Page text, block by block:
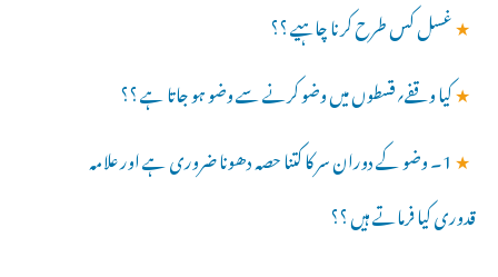
★غسل کس طرح کرنا چاہیے ؟؟
★کیا وقفے؍قسطوں میں وضو کرنے سے وضو ہو جاتا ہے ؟؟
★ 1۔ وضو کے دوران سر کا کتنا حصہ دھونا ضروری ہے اور علامہ
قدوری کیا فرماتے ہیں ؟؟